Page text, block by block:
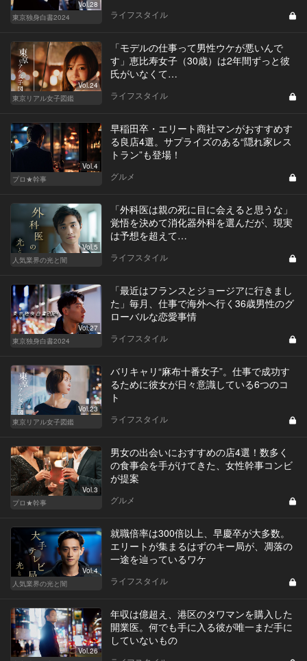
Vol.28
東京独身白書2024
ライフスタイル
Vol.24
東京リアル女子図鑑
「モデルの仕事って男性ウケが悪いんで
す」恵比寿女子（30歳）は2年間ずっと彼
氏がいなくて…
ライフスタイル
Vol.4
プロ★幹事
早稲田卒・エリート商社マンがおすすめす
る良店4選。サプライズのある“隠れ家レス
トラン”も登場！
グルメ
Vol.5
人気業界の光と闇
「外科医は親の死に目に会えると思うな」
覚悟を決めて消化器外科を選んだが、現実
は予想を超えて…
ライフスタイル
Vol.27
東京独身白書2024
「最近はフランスとジョージアに行きまし
た」毎月、仕事で海外へ行く36歳男性のグ
ローバルな恋愛事情
ライフスタイル
Vol.23
東京リアル女子図鑑
バリキャリ“麻布十番女子”。仕事で成功す
るために彼女が日々意識している6つのコ
ト
ライフスタイル
Vol.3
プロ★幹事
男女の出会いにおすすめの店4選！数多く
の食事会を手がけてきた、女性幹事コンビ
が提案
グルメ
Vol.4
人気業界の光と闇
就職倍率は300倍以上、早慶卒が大多数。
エリートが集まるはずのキー局が、凋落の
一途を辿っているワケ
ライフスタイル
Vol.26
年収は億超え、港区のタワマンを購入した
開業医。何でも手に入る彼が唯一まだ手に
していないもの